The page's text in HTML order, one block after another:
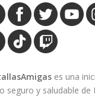
es una
seguro y saludable de